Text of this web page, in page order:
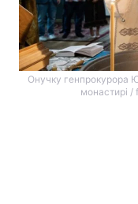
Онучку генпрокурора
монастирі /